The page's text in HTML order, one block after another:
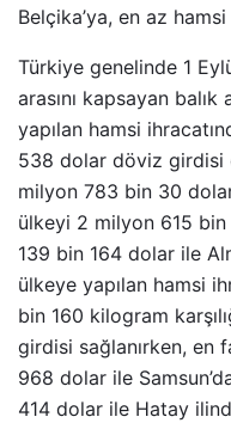
Belçika’ya, en az hamsi
Türkiye genelinde 1
arasını kapsayan
yapılan hamsi
538 dolar döviz girdisi
milyon 783 bin 30
ülkeyi 2 milyon 615
139 bin 164 dolar ile
ülkeye yapılan hamsi
bin 160 kilogram
girdisi sağlanırken, en
968 dolar ile
414 dolar ile Hatay